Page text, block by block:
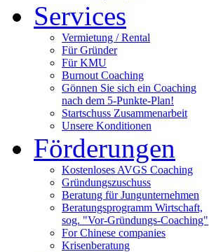
Services
Vermietung / Rental
Für Gründer
Für KMU
Burnout Coaching
Gönnen Sie sich ein Coaching
nach dem 5-Punkte-Plan!
Startschuss Zusammenarbeit
Unsere Konditionen
Förderungen
Kostenloses AVGS Coaching
Gründungszuschuss
Beratung für Jungunternehmen
Beratungsprogramm Wirtschaft,
sog. "Vor-Gründungs-Coaching"
For Chinese companies
Krisenberatung